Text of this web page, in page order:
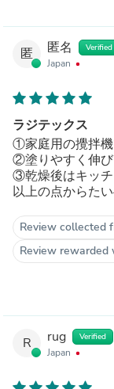
匿 匿名 Verified
Japan
ラジテックス
①家庭用の攪拌機
②塗りやすく伸び
③乾燥後はキッチ
以上の点からた
Review collected
Review rewarded
R rug Verified
Japan